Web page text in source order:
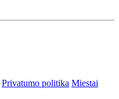
Privatumo politika Miestai